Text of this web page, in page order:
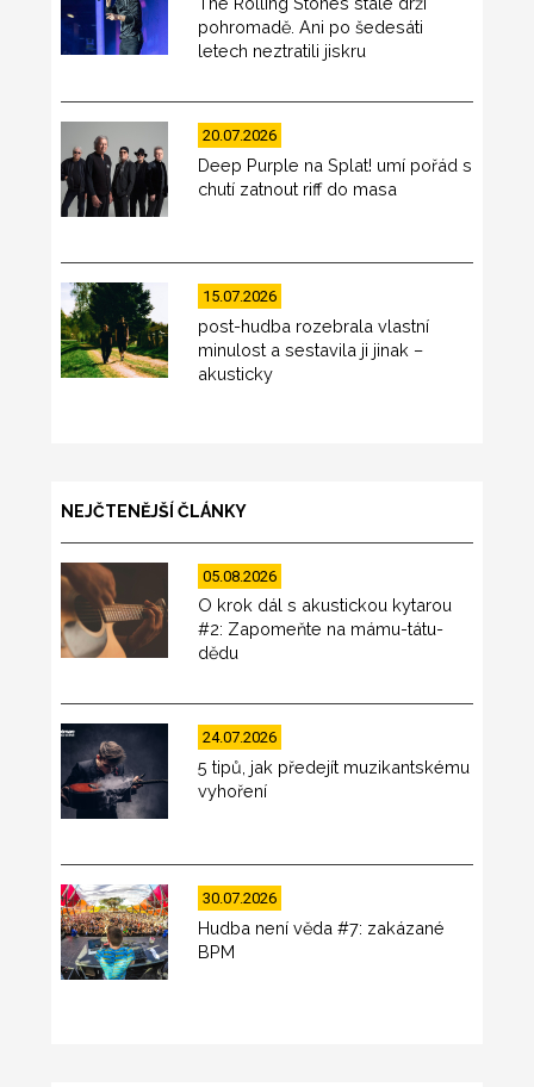
pohromadě. Ani po šedesáti
letech neztratili jiskru
20.07.2026
Deep Purple na Splat! umí pořád s
chutí zatnout riff do masa
15.07.2026
post-hudba rozebrala vlastní
minulost a sestavila ji jinak –
akusticky
NEJČTENĚJŠÍ ČLÁNKY
05.08.2026
O krok dál s akustickou kytarou
#2: Zapomeňte na mámu-tátu-
dědu
24.07.2026
5 tipů, jak předejít muzikantskému
vyhoření
30.07.2026
Hudba není věda #7: zakázané
BPM